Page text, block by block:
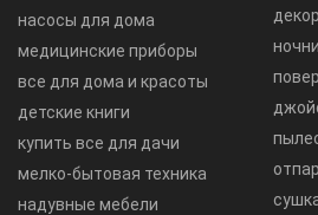
насосы для дома
медицинские приборы
все для дома и красоты
детские книги
купить все для дачи
мелко-бытовая техника
надувные мебели